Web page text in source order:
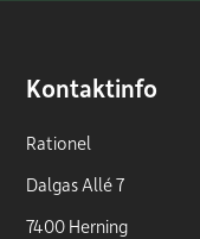
Kontaktinfo
Rationel
Dalgas Allé 7
7400 Herning